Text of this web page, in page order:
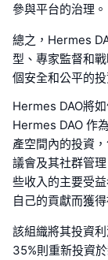
參與平台的治理。
總之，Hermes
型、專家監督和
個安全和公平的投
Hermes DAO將
Hermes DAO 作
產空間內的投資
議會及其社群管
些收入的主要受
自己的貢獻而獲
該組織將其投資
35%則重新投資